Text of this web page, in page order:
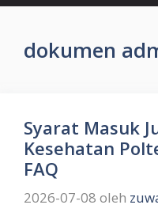
dokumen
Syarat Masuk
Kesehatan
FAQ
2026-07-08 oleh